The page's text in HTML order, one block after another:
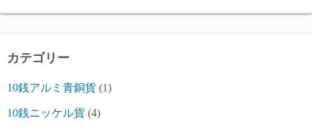
カテゴリー
10銭アルミ青銅貨 (1)
10銭ニッケル貨 (4)